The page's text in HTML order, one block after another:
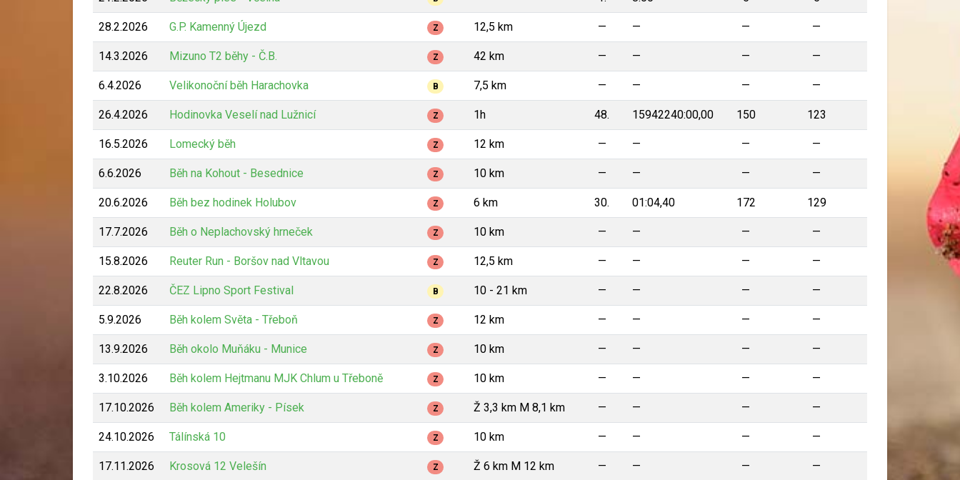
28.2.2026 G.P. Kamenný Újezd Z 12,5 km — — — —
14.3.2026 Mizuno T2 běhy - Č.B. Z 42 km — — — —
6.4.2026 Velikonoční běh Harachovka B 7,5 km — — — —
26.4.2026 Hodinovka Veselí nad Lužnicí Z 1h 48. 15942240:00,00 150 123
16.5.2026 Lomecký běh Z 12 km — — — —
6.6.2026 Běh na Kohout - Besednice Z 10 km — — — —
20.6.2026 Běh bez hodinek Holubov Z 6 km 30. 01:04,40 172 129
17.7.2026 Běh o Neplachovský hrneček Z 10 km — — — —
15.8.2026 Reuter Run - Boršov nad Vltavou Z 12,5 km — — — —
22.8.2026 ČEZ Lipno Sport Festival B 10 - 21 km — — — —
5.9.2026 Běh kolem Světa - Třeboň Z 12 km — — — —
13.9.2026 Běh okolo Muňáku - Munice Z 10 km — — — —
3.10.2026 Běh kolem Hejtmanu MJK Chlum u Třeboně Z 10 km — — — —
17.10.2026 Běh kolem Ameriky - Písek Z Ž 3,3 km M 8,1 km — — — —
24.10.2026 Tálínská 10 Z 10 km — — — —
17.11.2026 Krosová 12 Velešín Z Ž 6 km M 12 km — — — —